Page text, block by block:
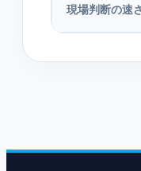
現場判断の速